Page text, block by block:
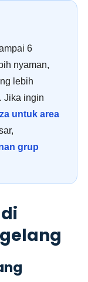
6
nyaman,
lebih
Jika ingin
untuk area
grup